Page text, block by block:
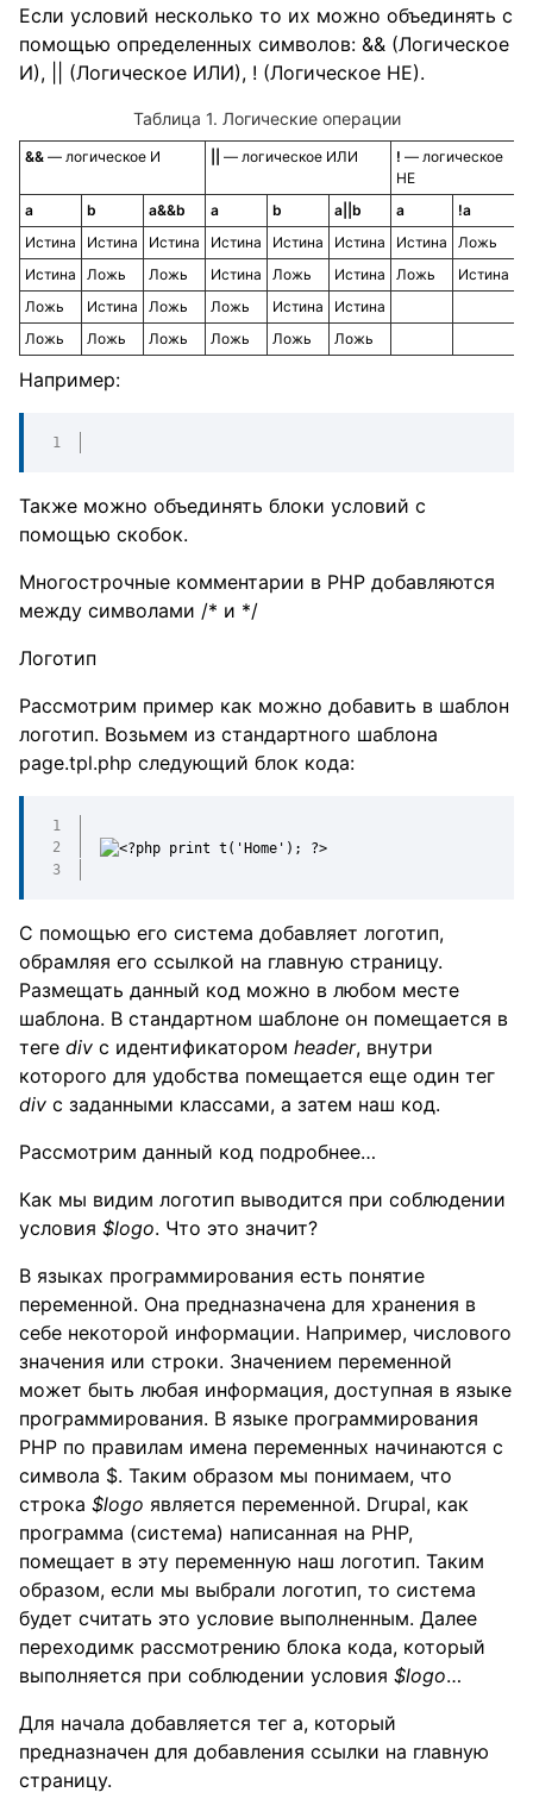
Если условий несколько то их можно объединять с
помощью определенных символов: && (Логическое
И), || (Логическое ИЛИ), ! (Логическое НЕ).
Таблица 1. Логические операции
&& — логическое И — логическое ИЛИ ! — логическое
НЕ
a
b a&&b a b a||b a
!a
Истина
Истина Истина Истина Истина Истина Истина
Ложь
Истина
Ложь Ложь Истина Ложь Истина Ложь
Истина
Ложь
Истина Ложь Ложь Истина
Истина
Ложь
Ложь Ложь Ложь Ложь Ложь
Например:
Также можно объединять блоки условий с
помощью скобок.
Многострочные комментарии в PHP добавляются
между символами /* и */
Логотип
Рассмотрим пример как можно добавить в шаблон
логотип. Возьмем из стандартного шаблона
page.tpl.php следующий блок кода:
С помощью его система добавляет логотип,
обрамляя его ссылкой на главную страницу.
Размещать данный код можно в любом месте
шаблона. В стандартном шаблоне он помещается в
теге div с идентификатором header, внутри
которого для удобства помещается еще один тег
div с заданными классами, а затем наш код.
Рассмотрим данный код подробнее…
Как мы видим логотип выводится при соблюдении
условия $logo. Что это значит?
В языках программирования есть понятие
переменной. Она предназначена для хранения в
себе некоторой информации. Например, числового
значения или строки. Значением переменной
может быть любая информация, доступная в языке
программирования. В языке программирования
PHP по правилам имена переменных начинаются с
символа $. Таким образом мы понимаем, что
строка $logo является переменной. Drupal, как
программа (система) написанная на PHP,
помещает в эту переменную наш логотип. Таким
образом, если мы выбрали логотип, то система
будет считать это условие выполненным. Далее
переходимк рассмотрению блока кода, который
выполняется при соблюдении условия $logo…
Для начала добавляется тег а, который
предназначен для добавления ссылки на главную
страницу.